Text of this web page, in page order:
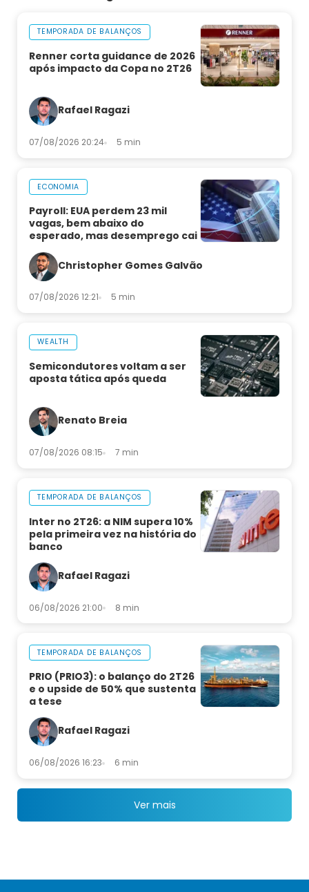
TEMPORADA DE BALANÇOS
Renner corta guidance de 2026
após impacto da Copa no 2T26
Rafael Ragazi
07/08/2026 20:24 5 min
ECONOMIA
Payroll: EUA perdem 23 mil
vagas, bem abaixo do
esperado, mas desemprego cai
Christopher Gomes Galvão
07/08/2026 12:21 5 min
WEALTH
Semicondutores voltam a ser
aposta tática após queda
Renato Breia
07/08/2026 08:15 7 min
TEMPORADA DE BALANÇOS
Inter no 2T26: a NIM supera 10%
pela primeira vez na história do
banco
Rafael Ragazi
06/08/2026 21:00 8 min
TEMPORADA DE BALANÇOS
PRIO (PRIO3): o balanço do 2T26
e o upside de 50% que sustenta
a tese
Rafael Ragazi
06/08/2026 16:23 6 min
Ver mais